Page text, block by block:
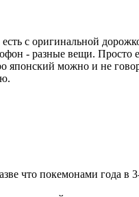
с оригинальной
- разные вещи. Просто
японский можно и не
что покемонами года в